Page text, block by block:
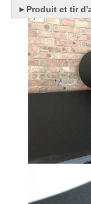
► Produit et tir